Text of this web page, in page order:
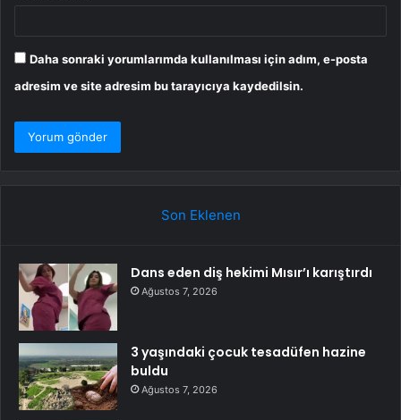
Daha sonraki yorumlarımda kullanılması için adım, e-posta
adresim ve site adresim bu tarayıcıya kaydedilsin.
Son Eklenen
Dans eden diş hekimi Mısır’ı karıştırdı
Ağustos 7, 2026
3 yaşındaki çocuk tesadüfen hazine
buldu
Ağustos 7, 2026